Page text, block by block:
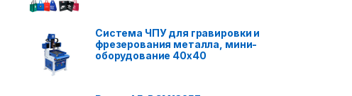
Система ЧПУ для гравировки и
фрезерования металла, мини-
оборудование 40x40